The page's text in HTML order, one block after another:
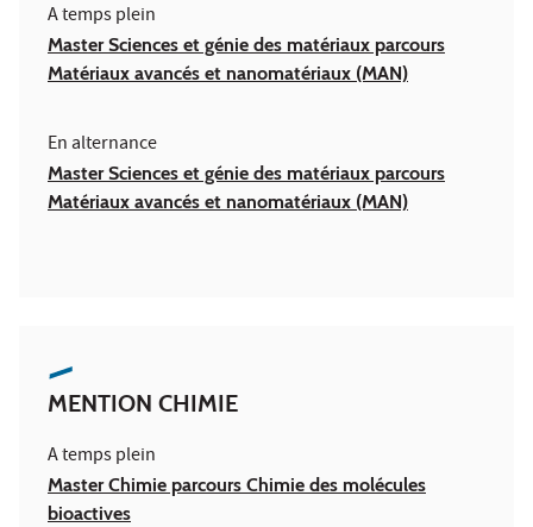
A temps plein
Master Sciences et génie des matériaux parcours
Matériaux avancés et nanomatériaux (MAN)
En alternance
Master Sciences et génie des matériaux parcours
Matériaux avancés et nanomatériaux (MAN)
MENTION CHIMIE
A temps plein
Master Chimie parcours Chimie des molécules
bioactives